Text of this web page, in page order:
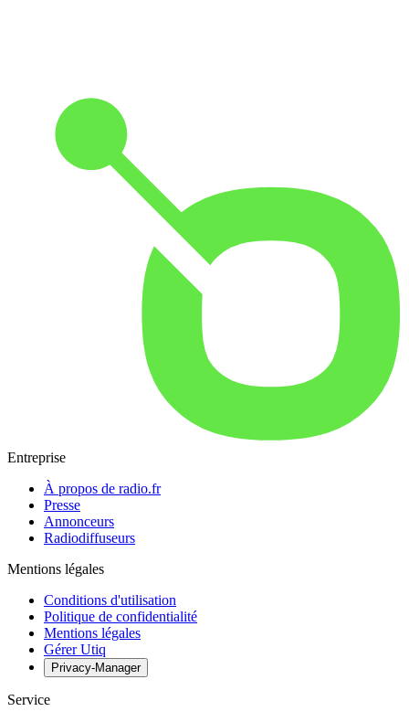
Entreprise
À propos de radio.fr
Presse
Annonceurs
Radiodiffuseurs
Mentions légales
Conditions d'utilisation
Politique de confidentialité
Mentions légales
Gérer Utiq
Privacy-Manager
Service